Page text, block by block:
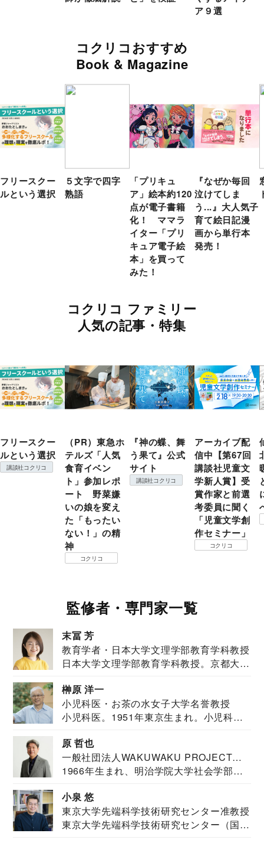
ア９選
コクリコおすすめ
Book & Magazine
フリースクー
ルという選択
５文字で四字
熟語
「プリキュ
ア」絵本約120
点が電子書籍
化！ ママラ
イター「プリ
キュア電子絵
本」を買って
みた！
『なぜか毎回
泣けてしま
う...』大人気子
育て絵日記漫
画から単行本
発売！
コクリコ ファミリー
人気の記事・特集
フリースクー
ルという選択
講談社コクリコ
（PR）東急ホ
テルズ「人気
食育イベン
ト」参加レポ
ート 野菜嫌
いの娘を変え
た「もったい
ない！」の精
神
コクリコ
『神の蝶、舞
う果て』公式
サイト
講談社コクリコ
アーカイブ配
信中【第67回
講談社児童文
学新人賞】受
賞作家と前選
考委員に聞く
「児童文学創
作セミナー」
コクリコ
監修者・専門家一覧
末冨 芳
教育学者・日本大学文理学部教育学科教授
日本大学文理学部教育学科教授。京都大学
榊原 洋一
小児科医・お茶の水女子大学名誉教授
小児科医。1951年東京生まれ。小児科
原 哲也
一般社団法人WAKUWAKU PROJECT
JAPAN代表・言語聴覚士・社会福祉士
1966年生まれ、明治学院大学社会学部福
小泉 悠
東京大学先端科学技術研究センター准教授
東京大学先端科学技術研究センター（国際